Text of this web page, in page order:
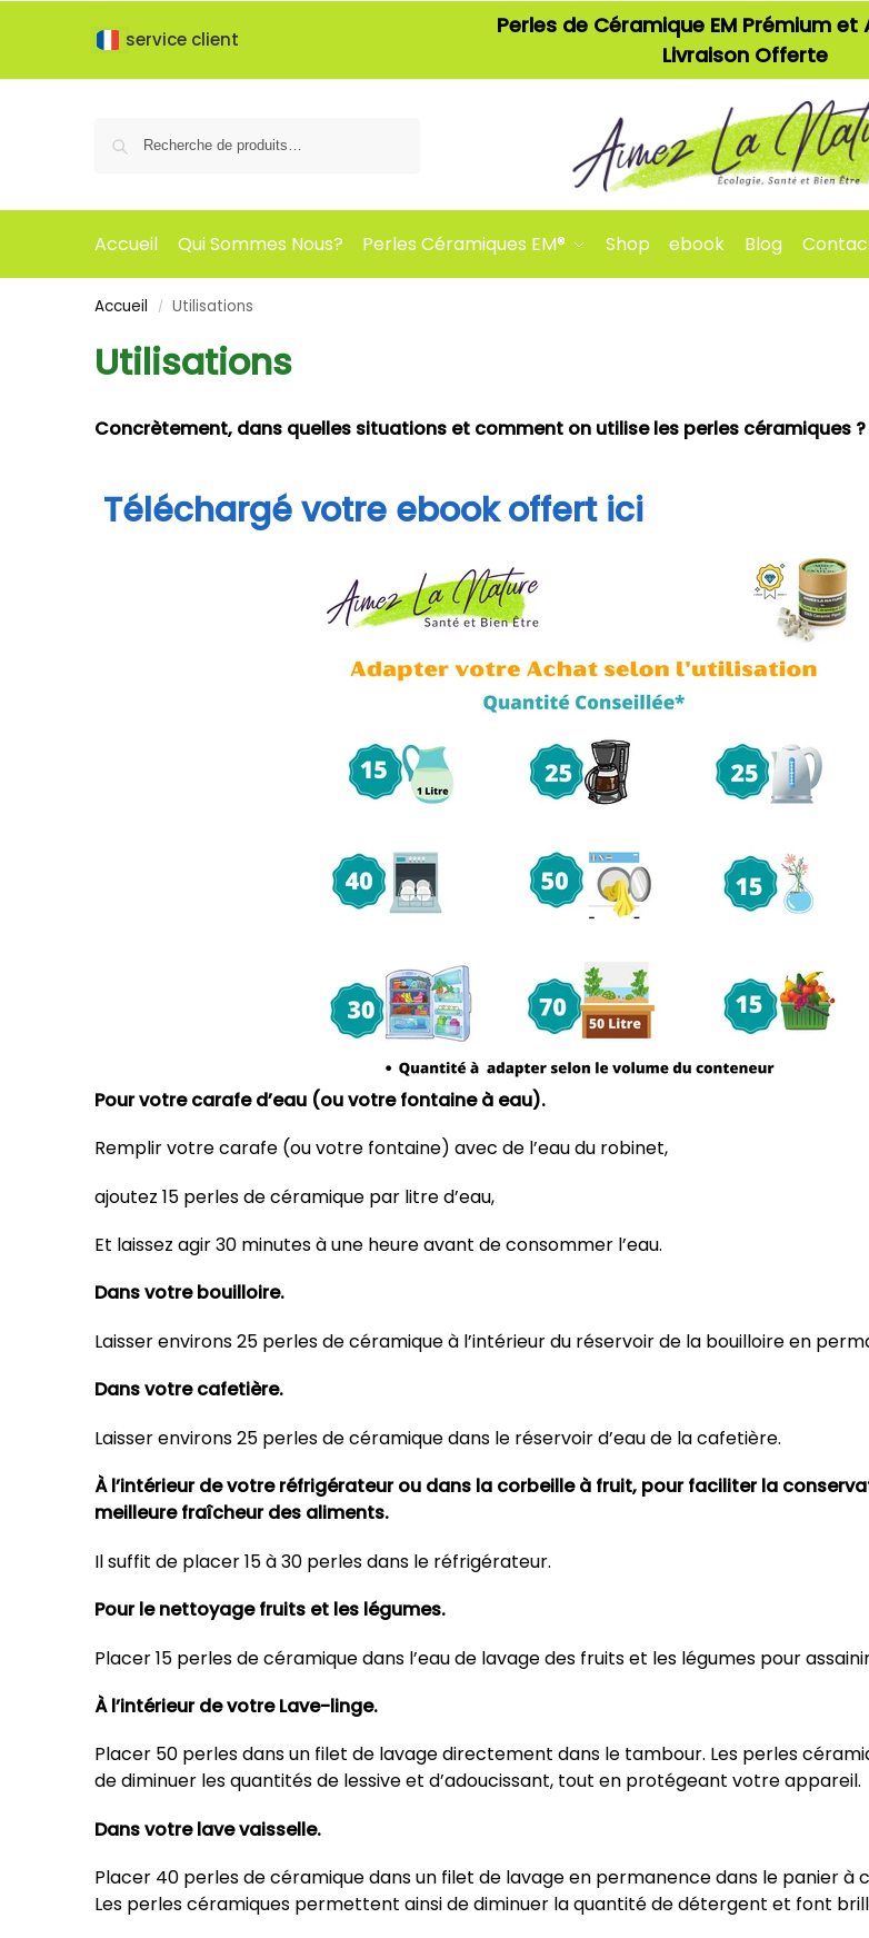
service client
Perles de Céramique EM Prémium
Livraison Offerte
Accueil Qui Sommes Nous? Perles Céramiques EM® Shop ebook Blog
Accueil / Utilisations
Utilisations
Concrètement, dans quelles situations et comment on utilise les perles céramiques ?
Téléchargé votre ebook offert ici
Pour votre carafe d’eau (ou votre fontaine à eau).
Remplir votre carafe (ou votre fontaine) avec de l’eau du robinet,
ajoutez 15 perles de céramique par litre d’eau,
Et laissez agir 30 minutes à une heure avant de consommer l’eau.
Dans votre bouilloire.
Laisser environs 25 perles de céramique à l’intérieur du réservoir de la bouilloire en
Dans votre cafetière.
Laisser environs 25 perles de céramique dans le réservoir d’eau de la cafetière.
À l’intérieur de votre réfrigérateur ou dans la corbeille à fruit, pour faciliter la
meilleure fraîcheur des aliments.
Il suffit de placer 15 à 30 perles dans le réfrigérateur.
Pour le nettoyage fruits et les légumes.
Placer 15 perles de céramique dans l’eau de lavage des fruits et les légumes pour
À l’intérieur de votre Lave-linge.
Placer 50 perles dans un filet de lavage directement dans le tambour. Les perles
de diminuer les quantités de lessive et d’adoucissant, tout en protégeant votre appareil.
Dans votre lave vaisselle.
Placer 40 perles de céramique dans un filet de lavage en permanence dans le panier à
Les perles céramiques permettent ainsi de diminuer la quantité de détergent et font